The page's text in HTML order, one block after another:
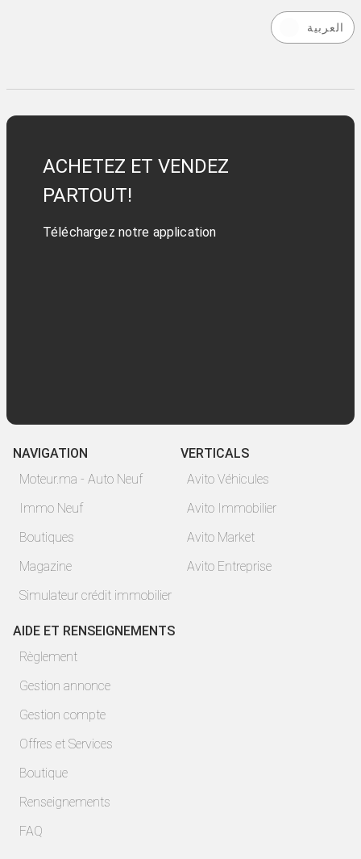
العربية
ACHETEZ ET VENDEZ
PARTOUT!
Téléchargez notre application
NAVIGATION
Moteur.ma - Auto Neuf
Immo Neuf
Boutiques
Magazine
Simulateur crédit immobilier
VERTICALS
Avito Véhicules
Avito Immobilier
Avito Market
Avito Entreprise
AIDE ET RENSEIGNEMENTS
Règlement
Gestion annonce
Gestion compte
Offres et Services
Boutique
Renseignements
FAQ